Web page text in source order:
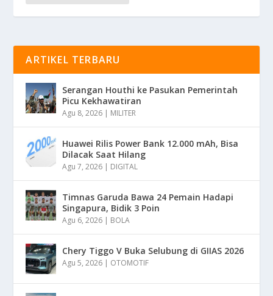
ARTIKEL TERBARU
Serangan Houthi ke Pasukan Pemerintah
Picu Kekhawatiran
Agu 8, 2026 | MILITER
Huawei Rilis Power Bank 12.000 mAh, Bisa
Dilacak Saat Hilang
Agu 7, 2026 | DIGITAL
Timnas Garuda Bawa 24 Pemain Hadapi
Singapura, Bidik 3 Poin
Agu 6, 2026 | BOLA
Chery Tiggo V Buka Selubung di GIIAS 2026
Agu 5, 2026 | OTOMOTIF